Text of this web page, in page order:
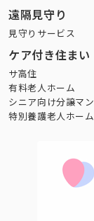
遠隔見守り
見守りサービス
ケア付き住まい
サ高住
有料老人ホーム
シニア向け分譲マ
特別養護老人ホー